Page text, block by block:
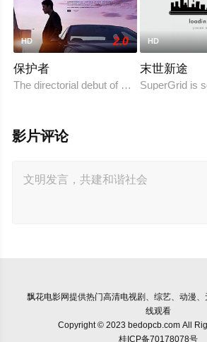
HD 2.0
保护者
The directorial debut of Korean superstar
HD
末世新途
SuperGrid is
影片评论
飘花电影网提供热门高清电视剧、综艺、动漫
线观看
Copyright © 2023 bedopcb.com All
桂ICP备70178078号